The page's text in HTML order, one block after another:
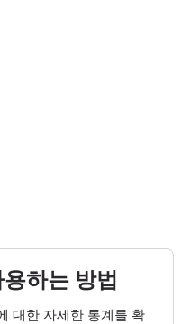
하는 방법
대한 자세한 통계를 확